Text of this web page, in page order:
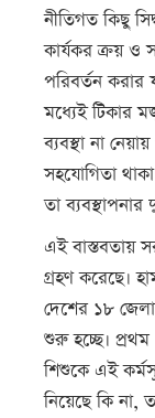
নীতিগত কিছু
কার্যকর ক্রয় ও
পরিবর্তন করার
মধ্যেই টিকার
ব্যবস্থা না
সহযোগিতা
তা ব্যবস্থাপনার
এই বাস্তবতায়
গ্রহণ করেছে।
দেশের ১৮
শুরু হচ্ছে।
শিশুকে এই
নিয়েছে কি না,